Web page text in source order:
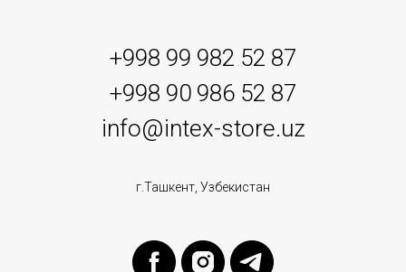
+998 99 982 52 87
+998 90 986 52 87
info@intex-store.uz
г.Ташкент, Узбекистан